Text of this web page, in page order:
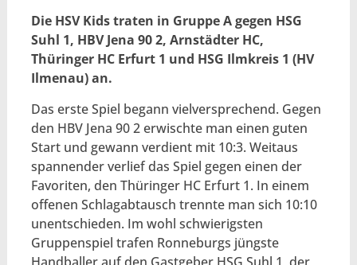
Die HSV Kids traten in Gruppe A gegen HSG
Suhl 1, HBV Jena 90 2, Arnstädter HC,
Thüringer HC Erfurt 1 und HSG Ilmkreis 1 (HV
Ilmenau) an.
Das erste Spiel begann vielversprechend. Gegen
den HBV Jena 90 2 erwischte man einen guten
Start und gewann verdient mit 10:3. Weitaus
spannender verlief das Spiel gegen einen der
Favoriten, den Thüringer HC Erfurt 1. In einem
offenen Schlagabtausch trennte man sich 10:10
unentschieden. Im wohl schwierigsten
Gruppenspiel trafen Ronneburgs jüngste